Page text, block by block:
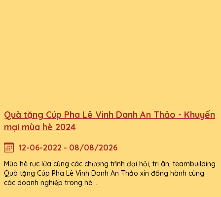
Quà tặng Cúp Pha Lê Vinh Danh An Thảo - Khuyến
mại mùa hè 2024
12-06-2022 - 08/08/2026
Mùa hè rực lửa cùng các chương trình đại hội, tri ân, teambuilding.
Quà tặng Cúp Pha Lê Vinh Danh An Thảo xin đồng hành cùng
các doanh nghiệp trong hè ...